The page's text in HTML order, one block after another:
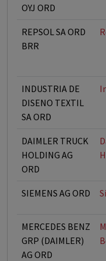
OYJ ORD
REPSOL SA ORD
BRR
INDUSTRIA DE
DISENO TEXTIL
SA ORD
DAIMLER TRUCK
HOLDING AG
ORD
SIEMENS AG ORD
MERCEDES BENZ
GRP (DAIMLER)
AG ORD